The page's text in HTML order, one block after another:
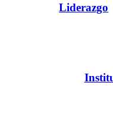
Liderazgo